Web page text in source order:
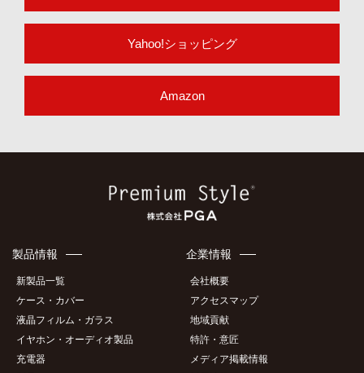
Yahoo!ショッピング
Amazon
製品情報
新製品一覧
ケース・カバー
液晶フィルム・ガラス
イヤホン・オーディオ製品
充電器
企業情報
会社概要
アクセスマップ
地域貢献
特許・意匠
メディア掲載情報